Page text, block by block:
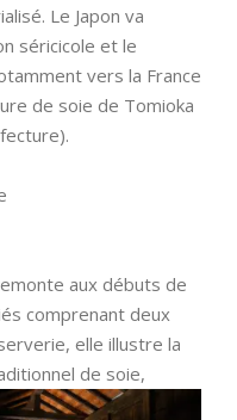
Le Japon va
séricicole et le
vers la France
de soie de Tomioka
aux débuts de
comprenant deux
elle illustre la
de soie,